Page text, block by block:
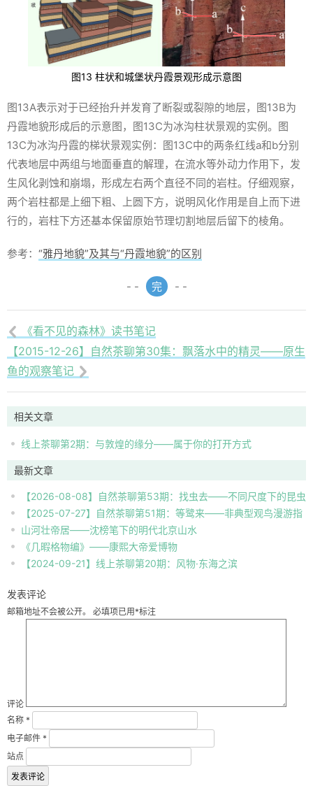
图13 柱状和城堡状丹霞景观形成示意图
图13A表示对于已经抬升并发育了断裂或裂隙的地层，图13B为
丹霞地貌形成后的示意图，图13C为冰沟柱状景观的实例。图
13C为冰沟丹霞的梯状景观实例：图13C中的两条红线a和b分别
代表地层中两组与地面垂直的解理，在流水等外动力作用下，发
生风化剥蚀和崩塌，形成左右两个直径不同的岩柱。仔细观察，
两个岩柱都是上细下粗、上圆下方，说明风化作用是自上而下进
行的，岩柱下方还基本保留原始节理切割地层后留下的棱角。
参考： “雅丹地貌”及其与“丹霞地貌”的区别
- - 完 - -

《看不见的森林》读书笔记
【2015-12-26】自然茶聊第30集：飘落水中的精灵——原生
鱼的观察笔记 
相关文章
线上茶聊第2期：与敦煌的缘分——属于你的打开方式
最新文章
【2026-08-08】自然茶聊第53期：找虫去——不同尺度下的昆虫
自然观察
【2025-07-27】自然茶聊第51期：等鹭来——非典型观鸟漫游指
南
山河壮帝居——沈榜笔下的明代北京山水
《几暇格物编》——康熙大帝爱博物
【2024-09-21】线上茶聊第20期：风物·东海之滨
发表评论
邮箱地址不会被公开。 必填项已用*标注
评论
名称 *
电子邮件 *
站点